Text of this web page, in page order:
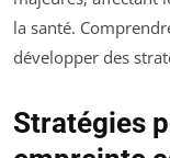
la santé.
développer des
Stratégies